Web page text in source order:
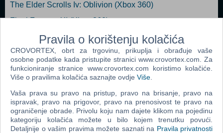
The Elder Scrolls Iv: Oblivion (Xbox 360)
Final Fantasy XI (Xbox 360)
Kameo: Elements of Power (Xbox 360)
Fallout 3 (Xbox 360)
Fable II (Xbox 360)
The Elder Scrolls IV: Oblivion Collectors Edition (Xbox
360)
Pravila o korištenju kolačića
CROVORTEX, obrt za trgovinu, prikuplja i obrađuje vaše
osobne podatke kada pristupite stranici www.crovortex.com. Za
funkcioniranje stranice www.crovortex.com koristimo kolačiće.
Više o pravilima kolačića saznajte ovdje Više
Vaša prava su pravo na pristup, pravo na brisanje, pravo na
ispravak, pravo na prigovor, pravo na prenosivost te pravo na
ograničenje obrade. Privolu koju nam dajete klikom na pojedinu
kategoriju kolačića možete u bilo kojem trenutku povući.
Detaljnije o vašim pravima možete saznati na Pravila privatnosti